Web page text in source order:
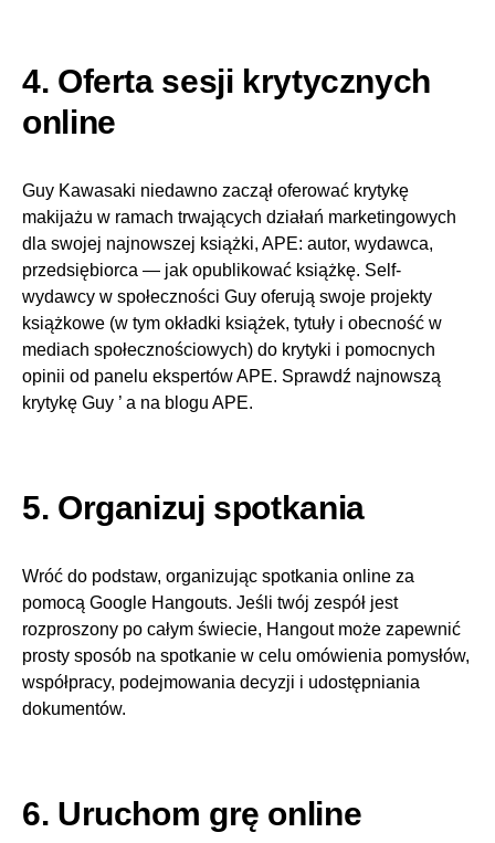
4. Oferta sesji krytycznych
online
Guy Kawasaki niedawno zaczął oferować krytykę
makijażu w ramach trwających działań marketingowych
dla swojej najnowszej książki, APE: autor, wydawca,
przedsiębiorca — jak opublikować książkę. Self-
wydawcy w społeczności Guy oferują swoje projekty
książkowe (w tym okładki książek, tytuły i obecność w
mediach społecznościowych) do krytyki i pomocnych
opinii od panelu ekspertów APE. Sprawdź najnowszą
krytykę Guy ’ a na blogu APE.
5. Organizuj spotkania
Wróć do podstaw, organizując spotkania online za
pomocą Google Hangouts. Jeśli twój zespół jest
rozproszony po całym świecie, Hangout może zapewnić
prosty sposób na spotkanie w celu omówienia pomysłów,
współpracy, podejmowania decyzji i udostępniania
dokumentów.
6. Uruchom grę online